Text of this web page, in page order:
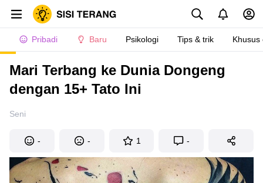
Pribadi Baru Psikologi Tips & trik Khusus
Mari Terbang ke Dunia Dongeng
dengan 15+ Tato Ini
Seni
- - 1 -